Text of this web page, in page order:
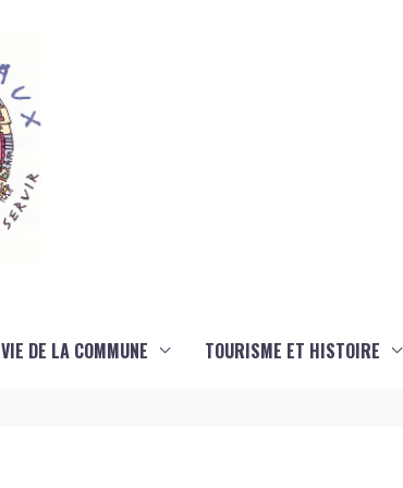
VIE DE LA COMMUNE TOURISME ET HISTOIRE